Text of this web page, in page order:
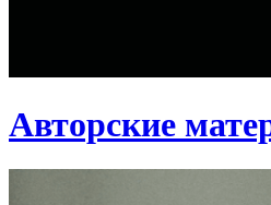
Авторские